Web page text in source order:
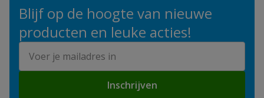
Blijf op de hoogte van nieuwe
producten en leuke acties!
Inschrijven